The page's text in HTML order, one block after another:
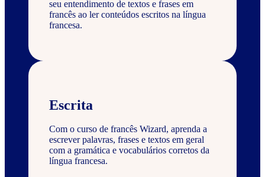
seu entendimento de textos e frases em
francês ao ler conteúdos escritos na língua
francesa.
Escrita
Com o curso de francês Wizard, aprenda a
escrever palavras, frases e textos em geral
com a gramática e vocabulários corretos da
língua francesa.